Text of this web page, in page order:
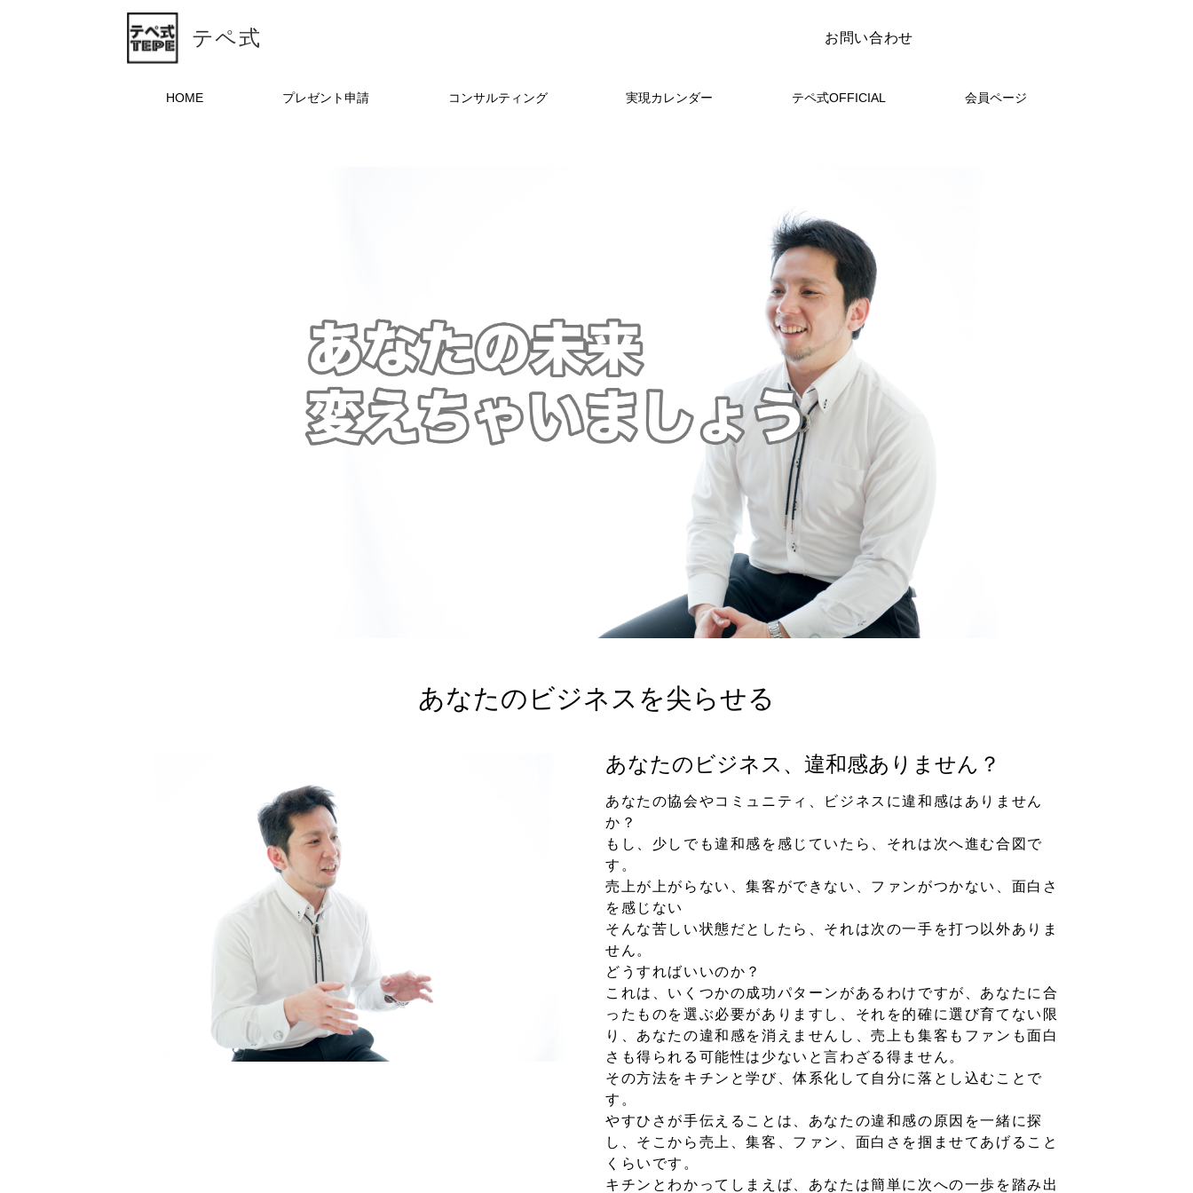
テペ式
HOME プレゼント申請 コンサルティング 実現カレンダー テペ式OFFICIAL 会員ページ
お問い合わせ
あなたのビジネスを尖らせる
あなたのビジネス、違和感ありません？
あなたの協会やコミュニティ、ビジネスに違和感はありません
か？
もし、少しでも違和感を感じていたら、それは次へ進む合図で
す。
売上が上がらない、集客ができない、ファンがつかない、面白さ
を感じない
そんな苦しい状態だとしたら、それは次の一手を打つ以外ありま
せん。
どうすればいいのか？
これは、いくつかの成功パターンがあるわけですが、あなたに合
ったものを選ぶ必要がありますし、それを的確に選び育てない限
り、あなたの違和感を消えませんし、売上も集客もファンも面白
さも得られる可能性は少ないと言わざる得ません。
その方法をキチンと学び、体系化して自分に落とし込むことで
す。
やすひさが手伝えることは、あなたの違和感の原因を一緒に探
し、そこから売上、集客、ファン、面白さを掴ませてあげること
くらいです。
キチンとわかってしまえば、あなたは簡単に次への一歩を踏み出